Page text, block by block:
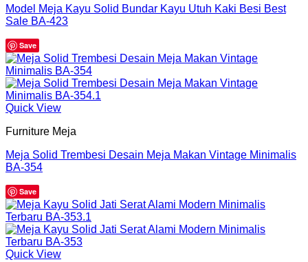
Model Meja Kayu Solid Bundar Kayu Utuh Kaki Besi Best
Sale BA-423
Save
Quick View
Furniture Meja
Meja Solid Trembesi Desain Meja Makan Vintage Minimalis
BA-354
Save
Quick View